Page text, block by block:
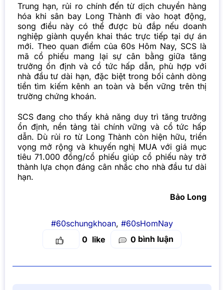
Trung hạn, rủi ro chính đến từ dịch chuyển hàng
hóa khi sân bay Long Thành đi vào hoạt động,
song điều này có thể được bù đắp nếu doanh
nghiệp giành quyền khai thác trực tiếp tại dự án
mới. Theo quan điểm của 60s Hôm Nay, SCS là
mã cổ phiếu mang lại sự cân bằng giữa tăng
trưởng ổn định và cổ tức hấp dẫn, phù hợp với
nhà đầu tư dài hạn, đặc biệt trong bối cảnh dòng
tiền tìm kiếm kênh an toàn và bền vững trên thị
trường chứng khoán.
SCS đang cho thấy khả năng duy trì tăng trưởng
ổn định, nền tảng tài chính vững và cổ tức hấp
dẫn. Dù rủi ro từ Long Thành còn hiện hữu, triển
vọng mở rộng và khuyến nghị MUA với giá mục
tiêu 71.000 đồng/cổ phiếu giúp cổ phiếu này trở
thành lựa chọn đáng cân nhắc cho nhà đầu tư dài
hạn.
Bảo Long
#60schungkhoan, #60sHomNay
0
0 bình luận